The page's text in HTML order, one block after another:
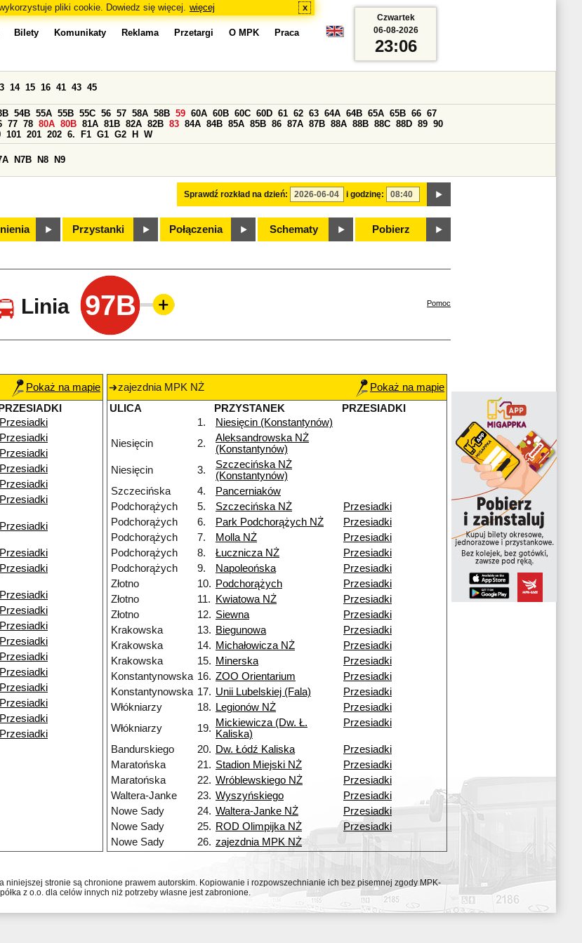
pliki cookie. Dowiedz się więcej. więcej x
Bilety Komunikaty Reklama Przetargi O MPK Praca
Sprawdź rozkład na dzień: i godzinę:
14 15 16 41 43 45
54B 55A 55B 55C 56 57 58A 58B 59 60A 60B 60C 60D 61 62 63 64A 64B 65A 65B 66 67
77 78 80A 80B 81A 81B 82A 82B 83 84A 84B 85A 85B 86 87A 87B 88A 88B 88C 88D 89 90
101 201 202 6. F1 G1 G2 H W
N7B N8 N9
Przystanki Połączenia Schematy Pobierz
Czwartek
06-08-2026
23:06
Linia 97B Pomoc
Pokaż na mapie
PRZESIADKI
Przesiadki
Przesiadki
Przesiadki
Przesiadki
Przesiadki
Przesiadki
Przesiadki
Przesiadki
Przesiadki
Przesiadki
Przesiadki
Przesiadki
Przesiadki
Przesiadki
Przesiadki
Przesiadki
Przesiadki
Przesiadki
Przesiadki
zajezdnia MPK NŻ
Pokaż na mapie
ULICA
PRZYSTANEK
PRZESIADKI
1.
Niesięcin (Konstantynów)
Niesięcin
2.
Aleksandrowska NŻ
(Konstantynów)
Niesięcin
3.
Szczecińska NŻ
(Konstantynów)
Szczecińska
4.
Pancerniaków
Podchorążych
5. Szczecińska NŻ
Przesiadki
Podchorążych
6. Park Podchorążych NŻ
Przesiadki
Podchorążych
7. Molla NŻ
Przesiadki
Podchorążych
8. Łucznicza NŻ
Przesiadki
Podchorążych
9. Napoleońska
Przesiadki
Złotno
10. Podchorążych
Przesiadki
Złotno
11. Kwiatowa NŻ
Przesiadki
Złotno
12. Siewna
Przesiadki
Krakowska
13. Biegunowa
Przesiadki
Krakowska
14. Michałowicza NŻ
Przesiadki
Krakowska
15. Minerska
Przesiadki
Konstantynowska 16. ZOO Orientarium
Przesiadki
Konstantynowska 17. Unii Lubelskiej (Fala)
Przesiadki
Włókniarzy
18. Legionów NŻ
Przesiadki
Włókniarzy
19. Mickiewicza (Dw. Ł.
Kaliska)
Przesiadki
Bandurskiego 20. Dw. Łódź Kaliska
Przesiadki
Maratońska
21. Stadion Miejski NŻ
Przesiadki
Maratońska
22. Wróblewskiego NŻ
Przesiadki
Waltera-Janke
23. Wyszyńskiego
Przesiadki
Nowe Sady
24. Waltera-Janke NŻ
Przesiadki
Nowe Sady
25. ROD Olimpijka NŻ
Przesiadki
Nowe Sady
26. zajezdnia MPK NŻ
niniejszej stronie są chronione prawem autorskim. Kopiowanie i rozpowszechnianie ich bez pisemnej zgody MPK-
z o.o. dla celów innych niż potrzeby własne jest zabronione.